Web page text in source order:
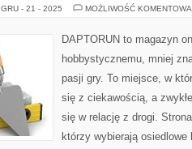
GRU - 21 - 2025 MOŻLIWOŚĆ
DAPTORUN to magazyn
hobbystycznemu, mniej
pasji gry. To miejsce, w
się z ciekawością, a
się w relację z drogi.
którzy wybierają